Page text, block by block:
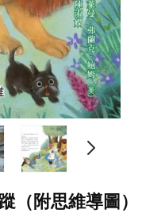
（附思維導圖）